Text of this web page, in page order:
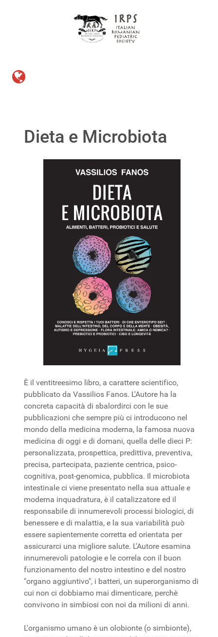
Dieta e Microbiota
È il ventitreesimo libro, a carattere scientifico,
pubblicato da Vassilios Fanos. L'Autore ha la
concreta capacità di sbalordirci con le sue
pubblicazioni che sempre più ci introducono nel
mondo della medicina moderna, la famosa nuova
medicina di oggi e di domani, quella delle dieci P:
personalizzata, prospettica, predittiva, preventiva,
precisa, partecipata, paziente centrica, psico-
cognitiva, post-genomica, pubblica. Il microbiota
intestinale ci viene presentato nella sua attuale e
moderna inquadratura, è il catalizzatore ed il
responsabile di innumerevoli processi biologici, di
benessere e di malattia, e la sua variabilità può
essere sapientemente corretta ed orientata per
assicurarci una migliore salute. L'Autore esamina
innumerevoli patologie e le correla con il buon
funzionamento del nostro intestino e del nostro
"organo aggiuntivo", i batteri, un superorganismo di
cui non ci dobbiamo mai dimenticare, perchè
convivono in simbiosi con noi da milioni di anni.
L'organismo umano è un olobionte (o simbionte),